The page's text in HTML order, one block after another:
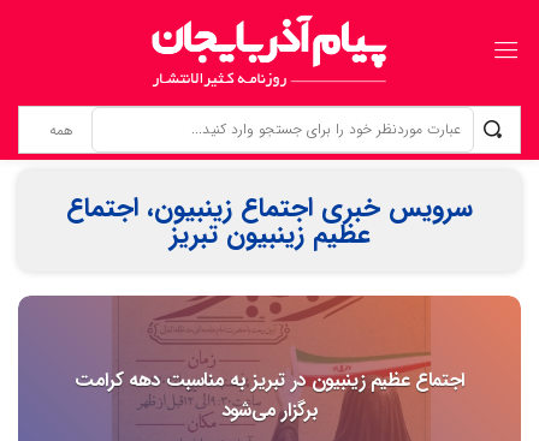
زنانی که بی‌نام، تبریز را ساخته‌اند ردپای زنان گمنام؛ از «کلانترخانیم»ها تا «عموم نسوان» در اسناد مشروطه
سرویس خبری اجتماع زینبیون، اجتماع
عظیم زینبیون تبریز
اجتماع عظیم زینبیون در تبریز به مناسبت دهه کرامت
برگزار می‌شود